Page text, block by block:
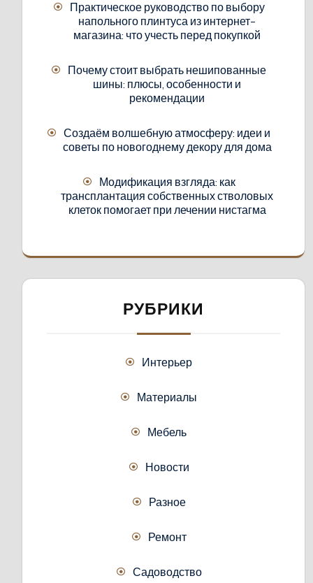
Практическое руководство по выбору
напольного плинтуса из интернет-
магазина: что учесть перед покупкой
Почему стоит выбрать нешипованные
шины: плюсы, особенности и
рекомендации
Создаём волшебную атмосферу: идеи и
советы по новогоднему декору для дома
Модификация взгляда: как
трансплантация собственных стволовых
клеток помогает при лечении нистагма
РУБРИКИ
Интерьер
Материалы
Мебель
Новости
Разное
Ремонт
Садоводство